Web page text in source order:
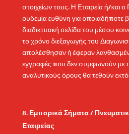
στοιχείων τους. Η Εταιρεία ή/και
ουδεμία ευθύνη για οποιαδήποτε
διαδικτυακή σελίδα του μέσου
το χρόνο διεξαγωγής του
απολέσθησαν ή έφεραν
εγγραφές που δεν συμφωνούν με
αναλυτικούς όρους θα τεθούν
Εμπορικά Σήματα /
Εταιρείας